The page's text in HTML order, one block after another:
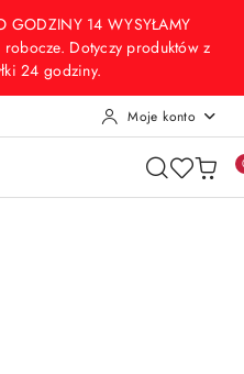
GODZINY 14 WYSYŁAMY
Dotyczy produktów z
24 godziny.
Moje konto